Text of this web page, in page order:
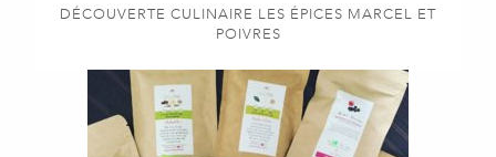
DÉCOUVERTE CULINAIRE LES ÉPICES MARCEL ET
POIVRES